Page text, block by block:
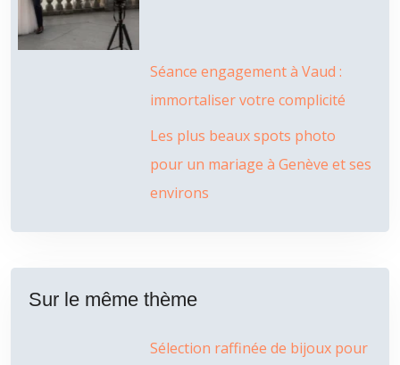
Séance engagement à Vaud :
immortaliser votre complicité
Les plus beaux spots photo
pour un mariage à Genève et ses
environs
Sur le même thème
Sélection raffinée de bijoux pour